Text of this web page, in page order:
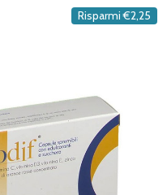
Risparmi €2,25